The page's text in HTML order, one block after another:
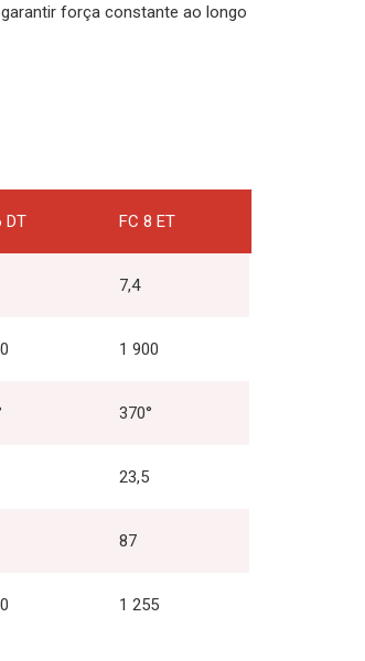
força constante ao longo
DT FC 8 ET
7,4
1 900
370°
23,5
87
1 255